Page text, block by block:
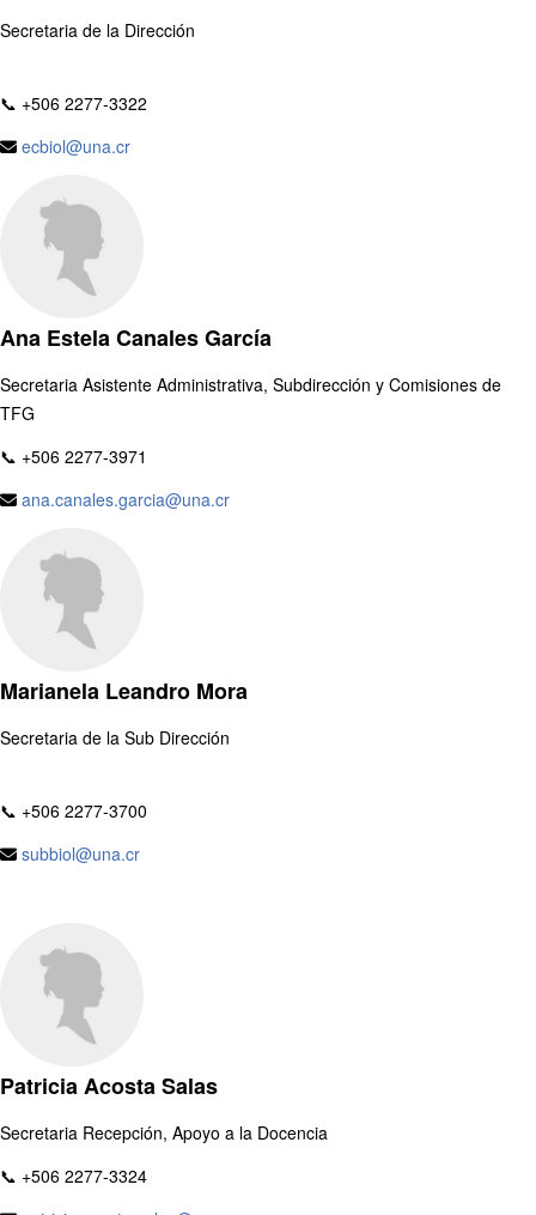
Secretaria de la Dirección
📞 +506 2277-3322
ecbiol@una.cr
Ana Estela Canales García
Secretaria Asistente Administrativa, Subdirección y Comisiones de
TFG
📞 +506 2277-3971
ana.canales.garcia@una.cr
Marianela Leandro Mora
Secretaria de la Sub Dirección
📞 +506 2277-3700
subbiol@una.cr
Patricia Acosta Salas
Secretaria Recepción, Apoyo a la Docencia
📞 +506 2277-3324